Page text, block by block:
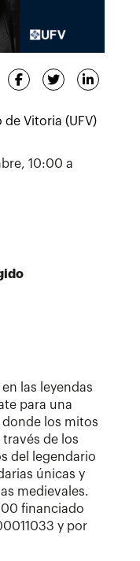
Vitoria (UFV)
10:00 a
las leyendas
para una
los mitos
de los
del legendario
únicas y
medievales.
financiado
y por